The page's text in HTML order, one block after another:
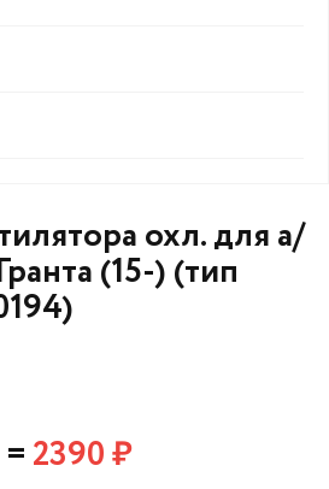
охл. для а/
(15-) (тип
=2390 ₽